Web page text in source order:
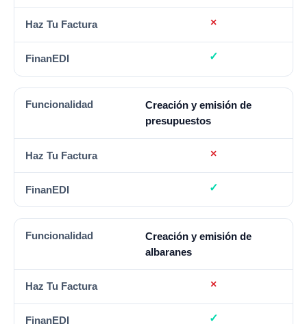
Creación y emisión de
presupuestos
Creación y emisión de
albaranes